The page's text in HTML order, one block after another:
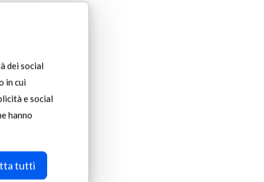
dei social
in cui
e social
hanno
tutti
enerji